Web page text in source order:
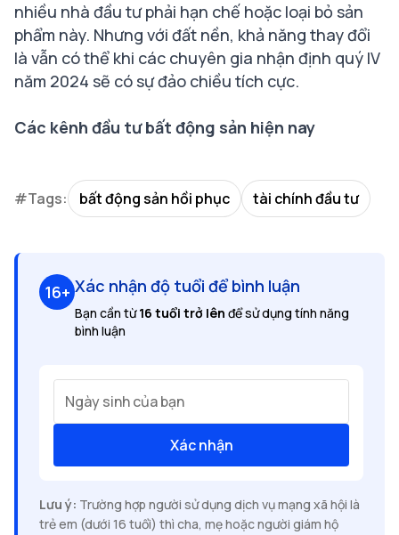
nhiều nhà đầu tư phải hạn chế hoặc loại bỏ sản
phẩm này. Nhưng với đất nền, khả năng thay đổi
là vẫn có thể khi các chuyên gia nhận định quý IV
năm 2024 sẽ có sự đảo chiều tích cực.
Các kênh đầu tư bất động sản hiện nay
#Tags: bất động sản hồi phục tài chính đầu tư
16+ Xác nhận độ tuổi để bình luận
Bạn cần từ16 tuổi trở lên để sử dụng tính năng
bình luận
Ngày sinh của bạn
Xác nhận
Lưu ý: Trường hợp người sử dụng dịch vụ mạng xã hội là
trẻ em (dưới 16 tuổi) thì cha, mẹ hoặc người giám hộ